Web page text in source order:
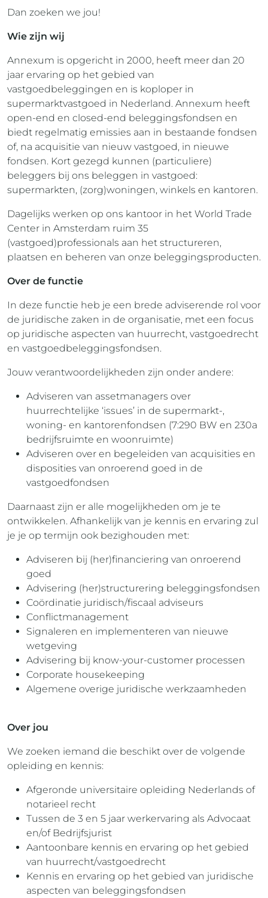
Dan zoeken we jou!
Wie zijn wij
Annexum is opgericht in 2000, heeft meer dan 20
jaar ervaring op het gebied van
vastgoedbeleggingen en is koploper in
supermarktvastgoed in Nederland. Annexum heeft
open-end en closed-end beleggingsfondsen en
biedt regelmatig emissies aan in bestaande fondsen
of, na acquisitie van nieuw vastgoed, in nieuwe
fondsen. Kort gezegd kunnen (particuliere)
beleggers bij ons beleggen in vastgoed:
supermarkten, (zorg)woningen, winkels en kantoren.
Dagelijks werken op ons kantoor in het World Trade
Center in Amsterdam ruim 35
(vastgoed)professionals aan het structureren,
plaatsen en beheren van onze beleggingsproducten.
Over de functie
In deze functie heb je een brede adviserende rol voor
de juridische zaken in de organisatie, met een focus
op juridische aspecten van huurrecht, vastgoedrecht
en vastgoedbeleggingsfondsen.
Jouw verantwoordelijkheden zijn onder andere:
Adviseren van assetmanagers over
huurrechtelijke ‘issues’ in de supermarkt-,
woning- en kantorenfondsen (7:290 BW en 230a
bedrijfsruimte en woonruimte)
Adviseren over en begeleiden van acquisities en
disposities van onroerend goed in de
vastgoedfondsen
Daarnaast zijn er alle mogelijkheden om je te
ontwikkelen. Afhankelijk van je kennis en ervaring zul
je je op termijn ook bezighouden met:
Adviseren bij (her)financiering van onroerend
goed
Advisering (her)structurering beleggingsfondsen
Coördinatie juridisch/fiscaal adviseurs
Conflictmanagement
Signaleren en implementeren van nieuwe
wetgeving
Advisering bij know-your-customer processen
Corporate housekeeping
Algemene overige juridische werkzaamheden
Over jou
We zoeken iemand die beschikt over de volgende
opleiding en kennis:
Afgeronde universitaire opleiding Nederlands of
notarieel recht
Tussen de 3 en 5 jaar werkervaring als Advocaat
en/of Bedrijfsjurist
Aantoonbare kennis en ervaring op het gebied
van huurrecht/vastgoedrecht
Kennis en ervaring op het gebied van juridische
aspecten van beleggingsfondsen